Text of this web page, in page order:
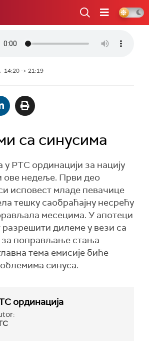
-> 21:19
са синусима
у РТС ординацији за нацију
ове недеље. Први део
исповест младе певачице
тешку саобраћајну несрећу
месецима. У апотеци
дилеме у вези са
поправљање стања
тема емисије биће
синуса.
ординација